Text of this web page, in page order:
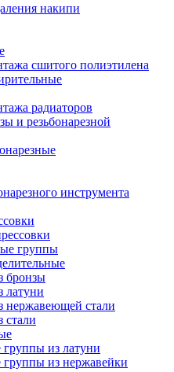
накипи
сшитого полиэтилена
радиаторов
и резьбонарезной
инструмента
группы
бронзы
латуни
нержавеющей стали
стали
из латуни
группы из нержавейки